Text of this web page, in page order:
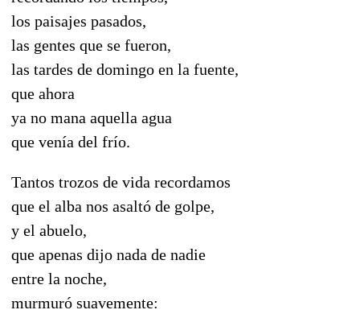
los paisajes pasados,
las gentes que se fueron,
las tardes de domingo en la fuente,
que ahora
ya no mana aquella agua
que venía del frío.
Tantos trozos de vida recordamos
que el alba nos asaltó de golpe,
y el abuelo,
que apenas dijo nada de nadie
entre la noche,
murmuró suavemente: